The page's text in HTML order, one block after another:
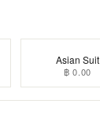
Asian Suit
฿ 0.00